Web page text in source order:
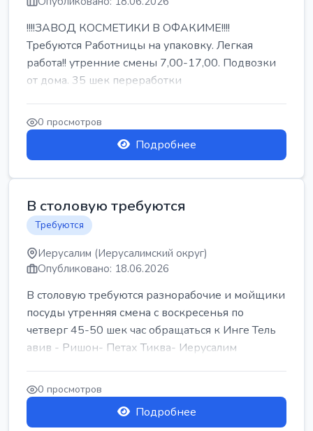
!!!!ЗАВОД КОСМЕТИКИ В ОФАКИМЕ!!!!
Требуются Работницы на упаковку. Легкая
работа!! утренние смены 7,00-17,00. Подвозки
от дома. 35 шек переработки
0 просмотров
Подробнее
В столовую требуются
Требуются
Иерусалим (Иерусалимский округ)
Опубликовано: 18.06.2026
В столовую требуются разнорабочие и мойщики
посуды утренняя смена с воскресенья по
четверг 45-50 шек час обращаться к Инге Тель
авив - Ришон- Петах Тиква- Иерусалим
0 просмотров
Подробнее